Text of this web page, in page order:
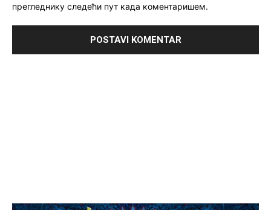
прегледнику следећи пут када коментаришем.